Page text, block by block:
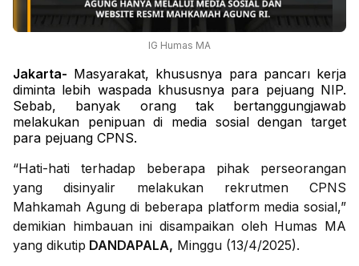
IG Humas MA
Jakarta- Masyarakat, khususnya para pancarı kerja
diminta lebih waspada khususnya para pejuang NIP.
Sebab, banyak orang tak bertanggungjawab
melakukan penipuan di media sosial dengan target
para pejuang CPNS.
“Hati-hati terhadap beberapa pihak perseorangan
yang disinyalir melakukan rekrutmen CPNS
Mahkamah Agung di beberapa platform media sosial,”
demikian himbauan ini disampaikan oleh Humas MA
yang dikutip DANDAPALA, Minggu (13/4/2025).